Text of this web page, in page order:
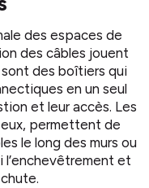
des espaces de
des câbles jouent
sont des boîtiers qui
en un seul
et leur accès. Les
permettent de
le long des murs ou
l’enchevêtrement et